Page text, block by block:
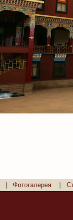
Фотогалерея